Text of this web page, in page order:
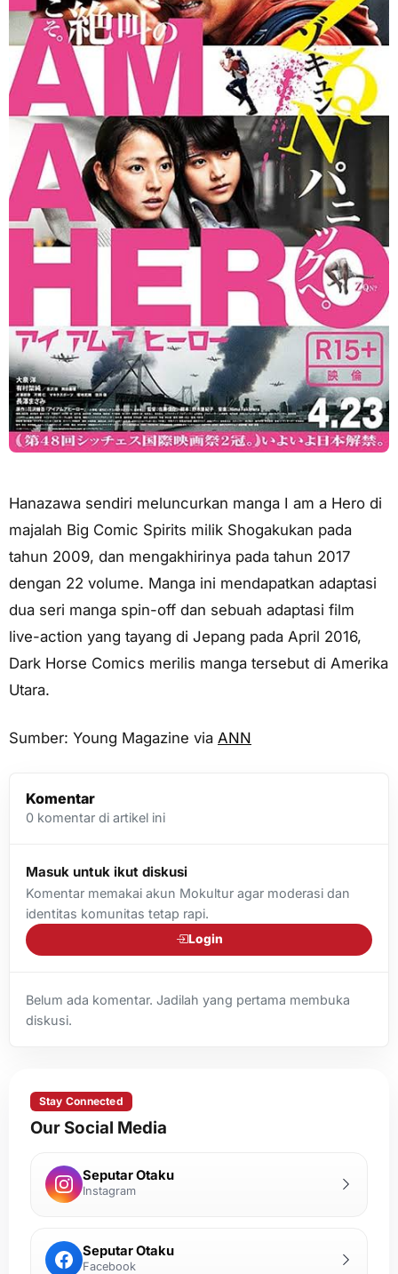
Hanazawa sendiri meluncurkan manga I am a Hero di
majalah Big Comic Spirits milik Shogakukan pada
tahun 2009, dan mengakhirinya pada tahun 2017
dengan 22 volume. Manga ini mendapatkan adaptasi
dua seri manga spin-off dan sebuah adaptasi film
live-action yang tayang di Jepang pada April 2016,
Dark Horse Comics merilis manga tersebut di Amerika
Utara.
Sumber: Young Magazine via ANN
Komentar
0 komentar di artikel ini
Masuk untuk ikut diskusi
Komentar memakai akun Mokultur agar moderasi dan
identitas komunitas tetap rapi.
Login
Belum ada komentar. Jadilah yang pertama membuka
diskusi.
Stay Connected
Our Social Media
Seputar Otaku
Instagram
Seputar Otaku
Facebook